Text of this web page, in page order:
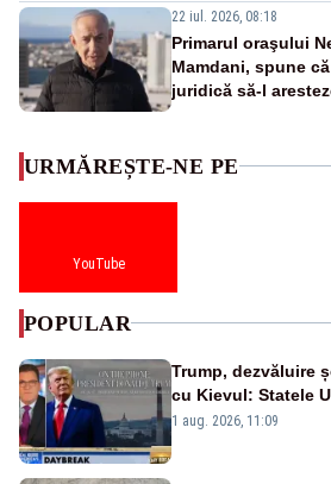
22 iul. 2026, 08:18
Primarul oraşului
Mamdani, spune
juridică să-l
URMĂREȘTE-NE PE
YouTube
POPULAR
Trump, dezvăluire
cu Kievul: Statele
tot ce vor» din
1 aug. 2026, 11:09